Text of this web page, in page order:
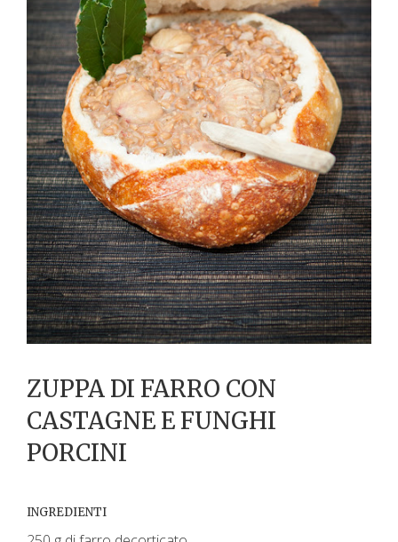
ZUPPA DI FARRO CON
CASTAGNE E FUNGHI
PORCINI
INGREDIENTI